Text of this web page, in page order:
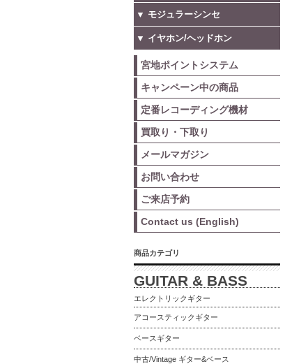
▼ モジュラーシンセ
▼ イヤホン/ヘッドホン
宮地ポイントシステム
キャンペーン中の商品
定番レコーディング機材
買取り・下取り
メールマガジン
お問い合わせ
ご来店予約
Contact us (English)
商品カテゴリ
GUITAR & BASS
エレクトリックギター
アコースティックギター
ベースギター
中古/Vintage ギター&ベース